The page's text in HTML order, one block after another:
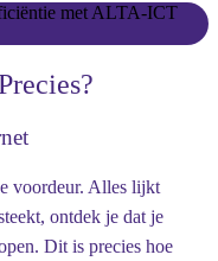
met ALTA-ICT
voordeur. Alles lijkt
ontdek je dat je
Dit is precies hoe